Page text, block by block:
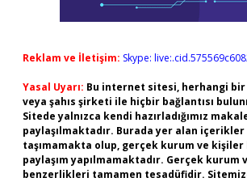
Reklam ve İletişim: Skype:
Yasal Uyarı: Bu internet sitesi, herhangi
veya şahıs şirketi ile hiçbir bağlantısı
Sitede yalnızca kendi hazırladığımız
paylaşılmaktadır. Burada yer alan
taşımamakta olup, gerçek kurum ve kişiler
paylaşım yapılmamaktadır. Gerçek kurum
benzerlikleri tamamen tesadüfidir.